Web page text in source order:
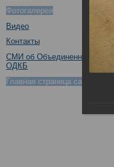
Фотогалерея
Видео
Контакты
СМИ об Объединенном штабе
ОДКБ
Главная страница сайта ОДКБ